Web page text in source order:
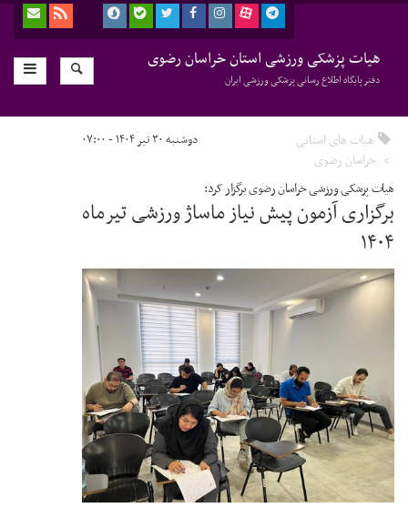
هیات پزشکی ورزشی استان خراسان رضوی
دفتر پایگاه اطلاع رسانی پزشکی ورزشی ایران
هیات های استانی
خراسان رضوی
دوشنبه ۳۰ تیر ۱۴۰۴ - ۰۷:۰۰
هیات پزشکی ورزشی خراسان رضوی برگزار کرد:
برگزاری آزمون پیش نیاز ماساژ ورزشی تیرماه
۱۴۰۴